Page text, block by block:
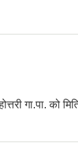
गा.पा. को